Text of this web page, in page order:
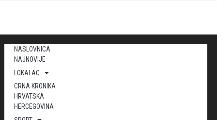
NASLOVNICA
NAJNOVIJE
LOKALAC
CRNA KRONIKA
HRVATSKA
HERCEGOVINA